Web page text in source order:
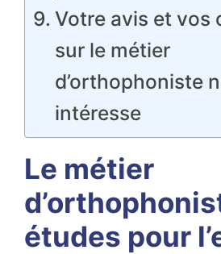
Votre avis et vos
sur le métier
d’orthophoniste
intéresse
Le métier
études pour